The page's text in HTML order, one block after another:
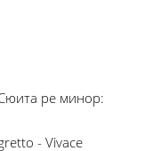
ре минор:
- Vivace